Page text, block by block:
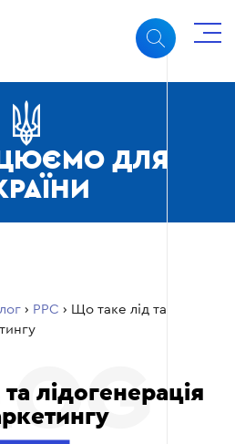
ДЛЯ
› PPC › Що таке лід та
лідогенерація